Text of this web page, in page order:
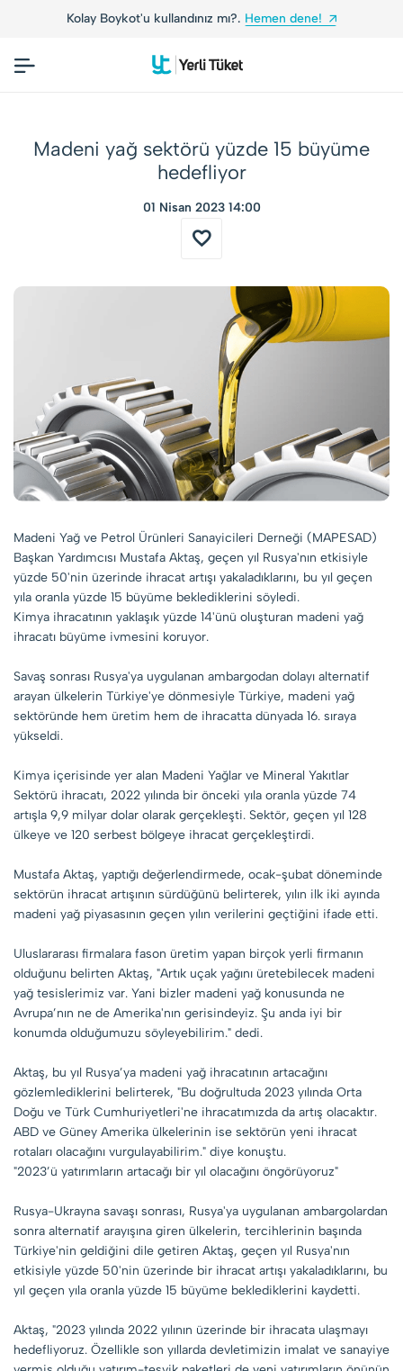
Yerli Tüketiciler, Yerli Markalarla Buluşuyor!
Madeni yağ sektörü yüzde 15 büyüme
hedefliyor
01 Nisan 2023 14:00
Madeni Yağ ve Petrol Ürünleri Sanayicileri Derneği (MAPESAD)
Başkan Yardımcısı Mustafa Aktaş, geçen yıl Rusya'nın etkisiyle
yüzde 50'nin üzerinde ihracat artışı yakaladıklarını, bu yıl geçen
yıla oranla yüzde 15 büyüme beklediklerini söyledi.
Kimya ihracatının yaklaşık yüzde 14'ünü oluşturan madeni yağ
ihracatı büyüme ivmesini koruyor.
Savaş sonrası Rusya'ya uygulanan ambargodan dolayı alternatif
arayan ülkelerin Türkiye'ye dönmesiyle Türkiye, madeni yağ
sektöründe hem üretim hem de ihracatta dünyada 16. sıraya
yükseldi.
Kimya içerisinde yer alan Madeni Yağlar ve Mineral Yakıtlar
Sektörü ihracatı, 2022 yılında bir önceki yıla oranla yüzde 74
artışla 9,9 milyar dolar olarak gerçekleşti. Sektör, geçen yıl 128
ülkeye ve 120 serbest bölgeye ihracat gerçekleştirdi.
Mustafa Aktaş, yaptığı değerlendirmede, ocak-şubat döneminde
sektörün ihracat artışının sürdüğünü belirterek, yılın ilk iki ayında
madeni yağ piyasasının geçen yılın verilerini geçtiğini ifade etti.
Uluslararası firmalara fason üretim yapan birçok yerli firmanın
olduğunu belirten Aktaş, "Artık uçak yağını üretebilecek madeni
yağ tesislerimiz var. Yani bizler madeni yağ konusunda ne
Avrupa’nın ne de Amerika'nın gerisindeyiz. Şu anda iyi bir
konumda olduğumuzu söyleyebilirim." dedi.
Aktaş, bu yıl Rusya’ya madeni yağ ihracatının artacağını
gözlemlediklerini belirterek, "Bu doğrultuda 2023 yılında Orta
Doğu ve Türk Cumhuriyetleri'ne ihracatımızda da artış olacaktır.
ABD ve Güney Amerika ülkelerinin ise sektörün yeni ihracat
rotaları olacağını vurgulayabilirim." diye konuştu.
"2023’ü yatırımların artacağı bir yıl olacağını öngörüyoruz"
Rusya-Ukrayna savaşı sonrası, Rusya'ya uygulanan ambargolardan
sonra alternatif arayışına giren ülkelerin, tercihlerinin başında
Türkiye'nin geldiğini dile getiren Aktaş, geçen yıl Rusya'nın
etkisiyle yüzde 50'nin üzerinde bir ihracat artışı yakaladıklarını, bu
yıl geçen yıla oranla yüzde 15 büyüme beklediklerini kaydetti.
Aktaş, "2023 yılında 2022 yılının üzerinde bir ihracata ulaşmayı
hedefliyoruz. Özellikle son yıllarda devletimizin imalat ve sanayiye